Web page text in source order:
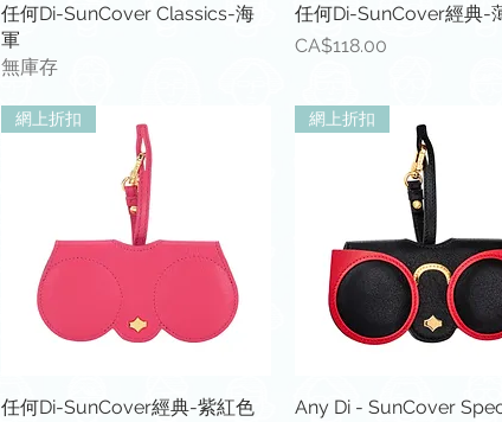
快速瀏覽
任何Di-SunCover Classics-海
軍
無庫存
快速瀏覽
任何Di-SunCover經典-
價格
CA$118.00
快速瀏覽
網上折扣
任何Di-SunCover經典-紫紅色 快速瀏覽
網上折扣
Any Di - SunCover